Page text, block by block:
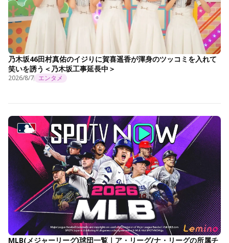
乃木坂46田村真佑のイジりに賀喜遥香が渾身のツッコミを入れて
笑いを誘う＜乃木坂工事延長中＞
2026/8/7 エンタメ
MLB(メジャーリーグ)球団一覧｜ア・リーグ/ナ・リーグの所属チ